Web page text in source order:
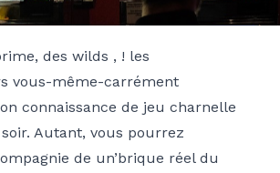
des wilds , ! les
vous-même-carrément
connaissance de jeu charnelle
Autant, vous pourrez
de un’brique réel du